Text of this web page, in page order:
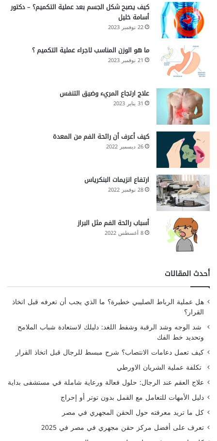
كيف يصبح شكل الجسم بعد عملية التكميم؟ – دكتور
أسامة خليل
22 نوفمبر 2023
ما هو الوزن المناسب لاجراء عملية التكميم ؟
21 نوفمبر 2023
علاج ارتجاع المريء وضيق التنفس
31 يناير 2023
كيف أعرف أن رائحة الفم من المعدة
26 ديسمبر 2022
ارتفاع انزيمات البنكرياس
28 نوفمبر 2022
أسباب رائحة الفم مثل البراز
8 أغسطس 2022
أحدث المقالات
هل عملية الرباط الصليبي خطيرة؟ ما الذي يجب أن تعرفه قبل اتخاذ
القرار؟
شد الوجه وشد الرقبة وشفط اللغد: دليلك لاستعادة شباب الملامح
وتحديد خط الفك
كيف تعمل دعامات الانتصاب؟ شرح مبسط للرجال قبل اتخاذ القرار
تكلفة عملية الشريان الاورطي
علاج العقم عند الرجال: حلول فعالة ورعاية شاملة في مستشفى بداية
دليل الأمهات للتعامل مع القمل بدون توتر أو إحراج
كل ما تريد معرفته حول الحقن المجهري في مصر
تعرف على أفضل مركز حقن مجهري في مصر في 2025